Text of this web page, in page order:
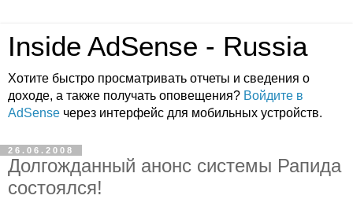
Inside AdSense - Russia
Хотите быстро просматривать отчеты и сведения о
доходе, а также получать оповещения? Войдите в
AdSense через интерфейс для мобильных устройств.
26.06.2008
Долгожданный анонс системы Рапида
состоялся!